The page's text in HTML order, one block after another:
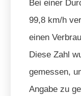
Bei einer
99,8 km/h
einen
Diese Zahl
gemessen,
Angabe zu